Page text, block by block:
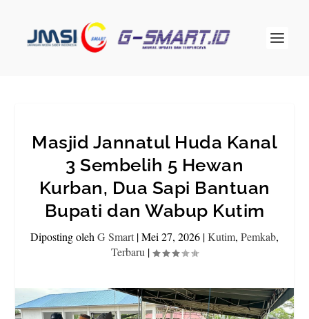
Masjid Jannatul Huda Kanal
3 Sembelih 5 Hewan
Kurban, Dua Sapi Bantuan
Bupati dan Wabup Kutim
Diposting oleh G Smart |Mei 27, 2026 |Kutim, Pemkab,
Terbaru |